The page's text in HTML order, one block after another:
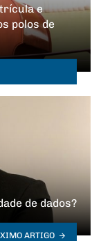
e
polos de
de dados?
ARTIGO